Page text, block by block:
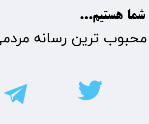
شما هستیم...​​​​​​​​​​​​​​